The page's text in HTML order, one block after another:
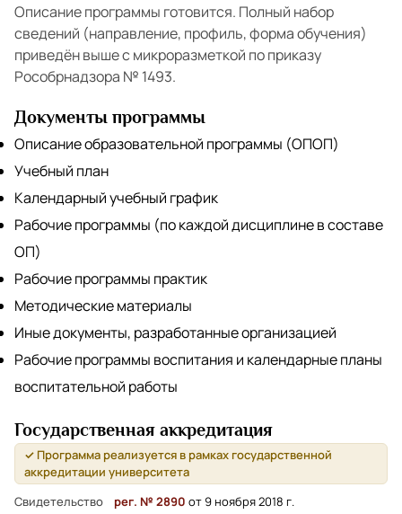
Описание программы готовится. Полный набор
сведений (направление, профиль, форма обучения)
приведён выше с микроразметкой по приказу
Рособрнадзора № 1493.
Документы программы
Описание образовательной программы (ОПОП)
Учебный план
Календарный учебный график
Рабочие программы (по каждой дисциплине в составе
ОП)
Рабочие программы практик
Методические материалы
Иные документы, разработанные организацией
Рабочие программы воспитания и календарные планы
воспитательной работы
Государственная аккредитация
✓ Программа реализуется в рамках государственной
аккредитации университета
Свидетельство
рег. № 2890 от 9 ноября 2018 г.